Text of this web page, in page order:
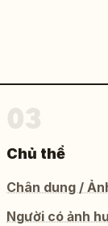
Chủ thể
Chân dung /
Người có ảnh